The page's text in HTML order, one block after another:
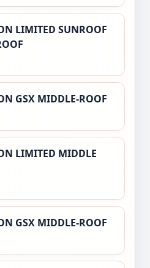
LIMITED SUNROOF
GSX MIDDLE-ROOF
LIMITED MIDDLE
GSX MIDDLE-ROOF